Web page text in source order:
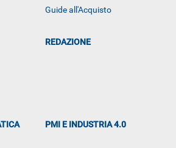
Guide all'Acquisto
REDAZIONE
PMI E INDUSTRIA 4.0